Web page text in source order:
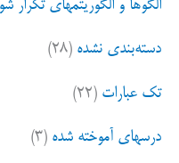
الگوها و الگوریتمهای تکرار
دسته‌بندی نشده (۲۸)
تک عبارات (۲۲)
درسهای آموخته شده (۳)